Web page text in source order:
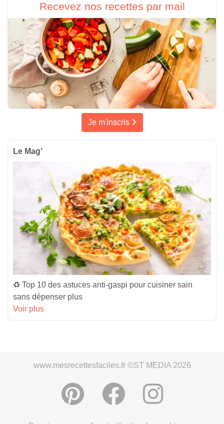
Recevez nos recettes par mail
Je m'inscris
Le Mag’
♻️ Top 10 des astuces anti-gaspi pour cuisiner sain
sans dépenser plus
Voir plus
www.mesrecettesfaciles.fr ©ST MEDIA 2026